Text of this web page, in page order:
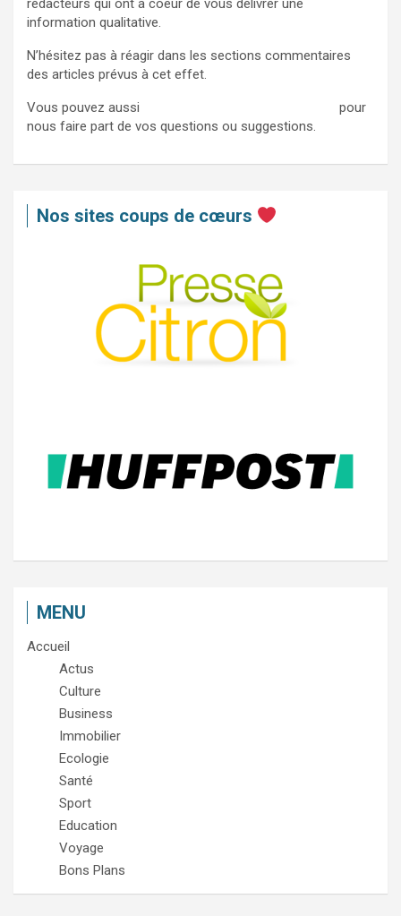
information qualitative.
N’hésitez pas à réagir dans les sections commentaires
des articles prévus à cet effet.
Vous pouvez aussi
pour
nous faire part de vos questions ou suggestions.
Nos sites coups de cœurs
MENU
Accueil
Actus
Culture
Business
Immobilier
Ecologie
Santé
Sport
Education
Voyage
Bons Plans